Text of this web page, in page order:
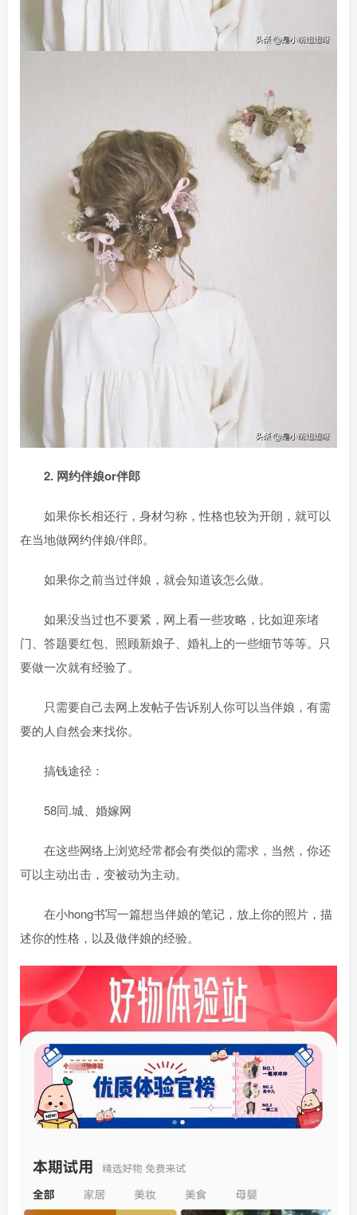
2. 网约伴娘or伴郎
如果你长相还行，身材匀称，性格也较为开朗，就可以
在当地做网约伴娘/伴郎。
如果你之前当过伴娘，就会知道该怎么做。
如果没当过也不要紧，网上看一些攻略，比如迎亲堵
门、答题要红包、照顾新娘子、婚礼上的一些细节等等。只
要做一次就有经验了。
只需要自己去网上发帖子告诉别人你可以当伴娘，有需
要的人自然会来找你。
搞钱途径：
58同.城、婚嫁网
在这些网络上浏览经常都会有类似的需求，当然，你还
可以主动出击，变被动为主动。
在小hong书写一篇想当伴娘的笔记，放上你的照片，描
述你的性格，以及做伴娘的经验。